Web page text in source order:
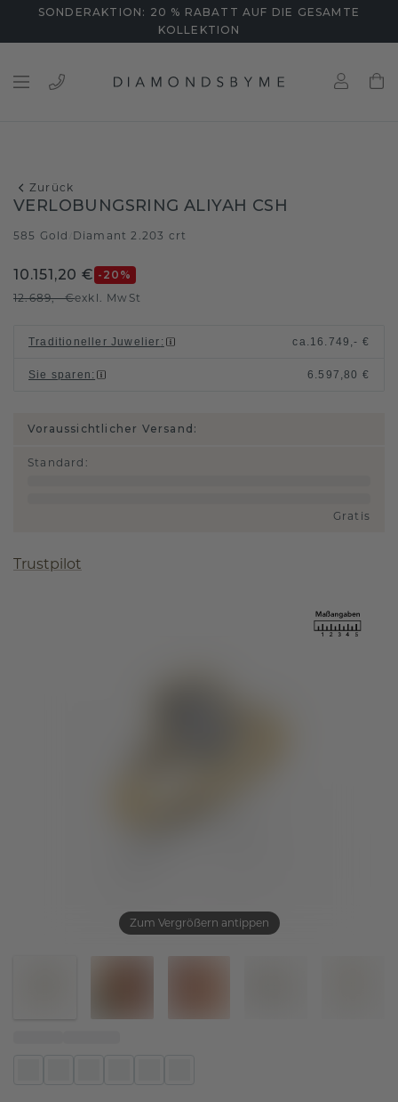
SONDERAKTION: 20 % RABATT AUF DIE GESAMTE
KOLLEKTION
Zurück
Zum Vergrößern antippen
VERLOBUNGSRING ALIYAH CSH
585 Gold Diamant 2.203 crt
10.151,20 € -20 %
12.689,- €exkl. MwSt
Traditioneller Juwelier : ca. 16.749,- €
Sie sparen : 6.597,80 €
Voraussichtlicher Versand:
Standard :
Gratis
Trustpilot